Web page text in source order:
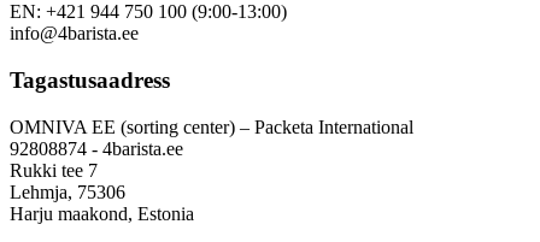
EN: +421 944 750 100 (9:00-13:00)
info@4barista.ee
Tagastusaadress
OMNIVA EE (sorting center) – Packeta International
92808874 - 4barista.ee
Rukki tee 7
Lehmja, 75306
Harju maakond, Estonia